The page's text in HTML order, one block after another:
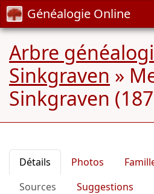
Généalogie Online
Arbre
Sinkgraven »
Sinkgraven
Détails Photos
Sources
Suggestions